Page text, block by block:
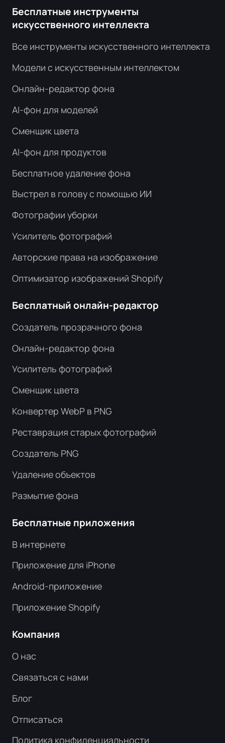
Бесплатные инструменты
искусственного интеллекта
Все инструменты искусственного интеллекта
Модели с искусственным интеллектом
Онлайн-редактор фона
AI-фон для моделей
Сменщик цвета
AI-фон для продуктов
Бесплатное удаление фона
Выстрел в голову с помощью ИИ
Фотографии уборки
Усилитель фотографий
Авторские права на изображение
Оптимизатор изображений Shopify
Бесплатный онлайн-редактор
Создатель прозрачного фона
Онлайн-редактор фона
Усилитель фотографий
Сменщик цвета
Конвертер WebP в PNG
Реставрация старых фотографий
Создатель PNG
Удаление объектов
Размытие фона
Бесплатные приложения
В интернете
Приложение для iPhone
Android-приложение
Приложение Shopify
Компания
О нас
Связаться с нами
Блог
Отписаться
Политика конфиденциальности